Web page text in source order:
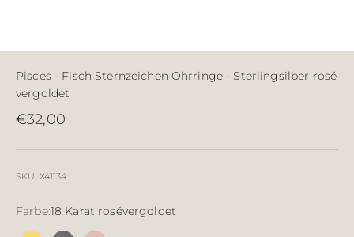
Pisces - Fisch Sternzeichen Ohrringe - Sterlingsilber rosé
vergoldet
Angebot
€32,00
SKU: X41134
Farbe:18 Karat rosévergoldet